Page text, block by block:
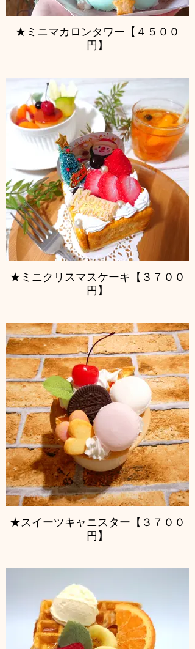
★ミニマカロンタワー【４５００
円】
★ミニクリスマスケーキ【３７００
円】
★スイーツキャニスター【３７００
円】